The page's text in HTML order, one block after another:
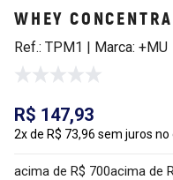
WHEY
Ref.: TPM1 | Marca: +MU
R$ 147,93
2x de R$ 73,96 sem juros no
acima de R$ 700acima de